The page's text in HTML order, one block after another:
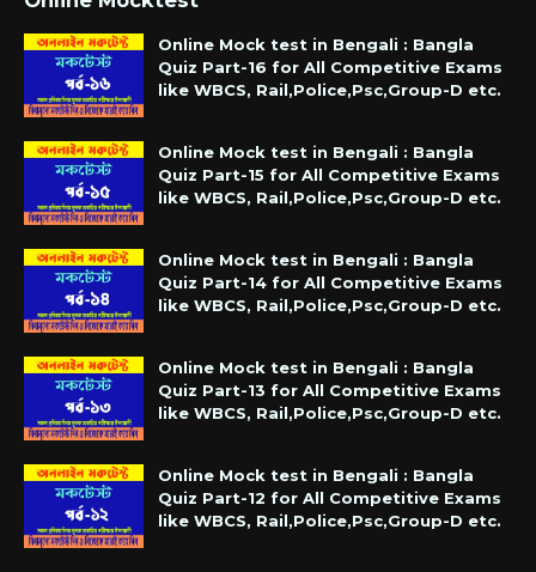
Online Mock test in Bengali : Bangla
Quiz Part-16 for All Competitive Exams
like WBCS, Rail,Police,Psc,Group-D etc.
Online Mock test in Bengali : Bangla
Quiz Part-15 for All Competitive Exams
like WBCS, Rail,Police,Psc,Group-D etc.
Online Mock test in Bengali : Bangla
Quiz Part-14 for All Competitive Exams
like WBCS, Rail,Police,Psc,Group-D etc.
Online Mock test in Bengali : Bangla
Quiz Part-13 for All Competitive Exams
like WBCS, Rail,Police,Psc,Group-D etc.
Online Mock test in Bengali : Bangla
Quiz Part-12 for All Competitive Exams
like WBCS, Rail,Police,Psc,Group-D etc.